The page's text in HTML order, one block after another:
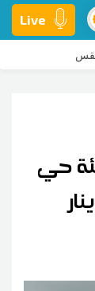
Live
حي